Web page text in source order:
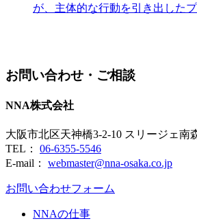
が、主体的な行動を引き出した
お問い合わせ・ご相談
NNA株式会社
大阪市北区天神橋3-2-10 スリージェ南
TEL： 06-6355-5546
E-mail： webmaster@nna-osaka.co.jp
お問い合わせフォーム
NNAの仕事